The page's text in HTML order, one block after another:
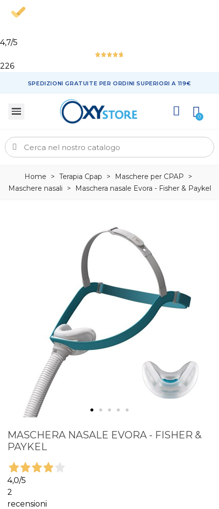
4,7/5
226
SPEDIZIONI GRATUITE PER ORDINI SUPERIORI A 119€
Home > Terapia Cpap > Maschere per CPAP
>
Maschere nasali
> Maschera nasale Evora - Fisher & Paykel
MASCHERA NASALE EVORA - FISHER &
PAYKEL
4,0/5
2
recensioni